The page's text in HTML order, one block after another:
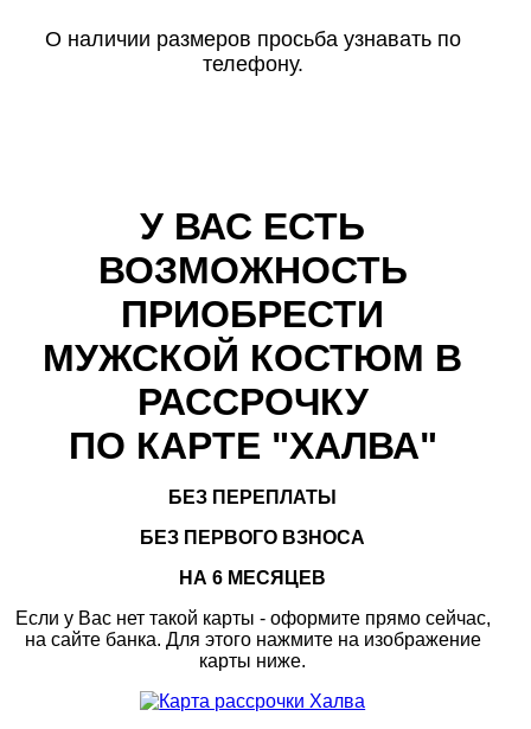
О наличии размеров просьба узнавать по
телефону.
У ВАС ЕСТЬ
ВОЗМОЖНОСТЬ
ПРИОБРЕСТИ
МУЖСКОЙ КОСТЮМ В
РАССРОЧКУ
ПО КАРТЕ "ХАЛВА"
БЕЗ ПЕРЕПЛАТЫ
БЕЗ ПЕРВОГО ВЗНОСА
НА 6 МЕСЯЦЕВ
Если у Вас нет такой карты - оформите прямо сейчас,
на сайте банка. Для этого нажмите на изображение
карты ниже.